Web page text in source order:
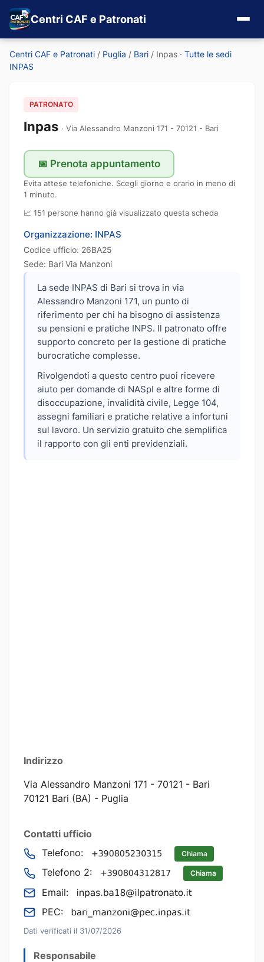
Centri CAF e Patronati
Centri CAF e Patronati / Puglia / Bari / Inpas · Tutte le sedi
INPAS
PATRONATO
Inpas Via Alessandro Manzoni 171 - 70121 - Bari
📅 Prenota appuntamento
Evita attese telefoniche. Scegli giorno e orario in meno di
1 minuto.
📈 151 persone hanno già visualizzato questa scheda
Organizzazione: INPAS
Codice ufficio: 26BA25
Sede: Bari Via Manzoni
La sede INPAS di Bari si trova in via
Alessandro Manzoni 171, un punto di
riferimento per chi ha bisogno di assistenza
su pensioni e pratiche INPS. Il patronato offre
supporto concreto per la gestione di pratiche
burocratiche complesse.
Rivolgendoti a questo centro puoi ricevere
aiuto per domande di NASpI e altre forme di
disoccupazione, invalidità civile, Legge 104,
assegni familiari e pratiche relative a infortuni
sul lavoro. Un servizio gratuito che semplifica
il rapporto con gli enti previdenziali.
Indirizzo
Via Alessandro Manzoni 171 - 70121 - Bari
70121 Bari (BA) - Puglia
Contatti ufficio
Telefono:
Chiama
Telefono 2: Chiama
Email:
PEC:
Dati verificati il 31/07/2026
Responsabile